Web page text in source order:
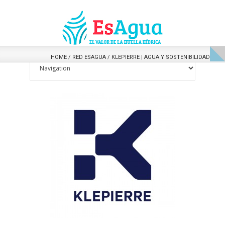
HOME / RED ESAGUA / KLEPIERRE | AGUA Y SOSTENIBILIDAD